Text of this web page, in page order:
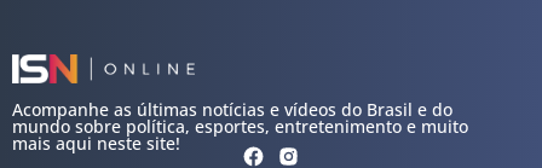
Acompanhe as últimas notícias e vídeos do Brasil e do
mundo sobre política, esportes, entretenimento e muito
mais aqui neste site!